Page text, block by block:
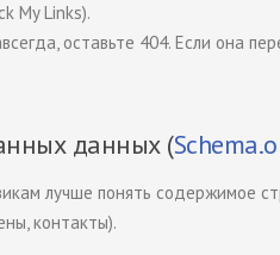
My Links).
оставьте 404. Если она
данных (
лучше понять содержимое
контакты).